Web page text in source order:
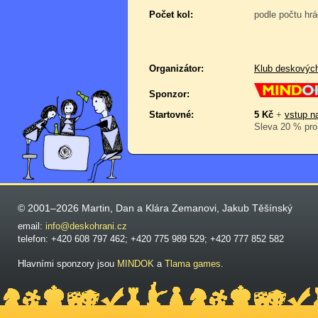
Počet kol:
podle počtu
Organizátor: Klub
Sponzor:
Startovné:
5 Kč + vstup
Sleva 20 %
© 2001–2026 Martin, Dan a Klára Zemanovi, Jakub Těšínský
email: info@deskohrani.cz
telefon: +420 608 797 462; +420 775 989 529; +420 777 852 582
Hlavními sponzory jsou MINDOK a Tlama games.